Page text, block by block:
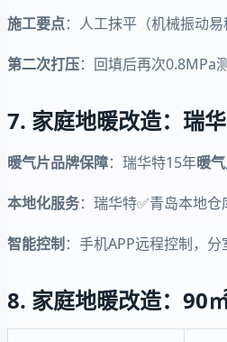
施工要点：人工抹平（机械振动
第二次打压：回填后再次0.8MPa
7. 家庭地暖改造：瑞
暖气片品牌保障：瑞华特15年暖
本地化服务：瑞华特✅青岛本地
智能控制 ：手机APP远程控制，
8. 家庭地暖改造：90